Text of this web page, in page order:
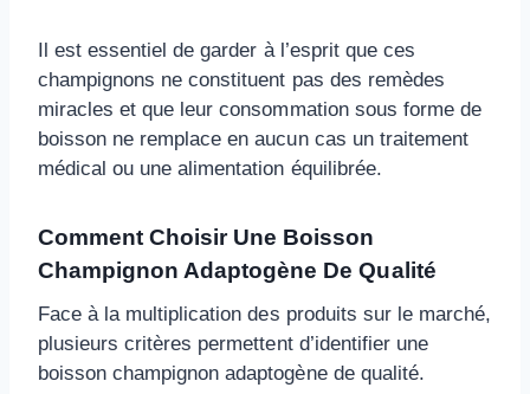
Il est essentiel de garder à l’esprit que ces
champignons ne constituent pas des remèdes
miracles et que leur consommation sous forme de
boisson ne remplace en aucun cas un traitement
médical ou une alimentation équilibrée.
Comment Choisir Une Boisson
Champignon Adaptogène De Qualité
Face à la multiplication des produits sur le marché,
plusieurs critères permettent d’identifier une
boisson champignon adaptogène de qualité.